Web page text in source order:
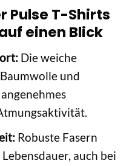
Pulse T-Shirts
einen Blick
Die weiche
und
Robuste Fasern
auch bei